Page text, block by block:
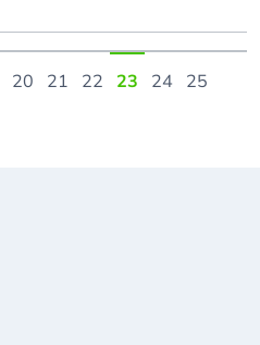
20 21 22 23 24 25